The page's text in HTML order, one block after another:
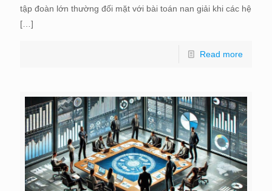
tập đoàn lớn thường đối mặt với bài toán nan giải khi các hệ
[…]
Read more